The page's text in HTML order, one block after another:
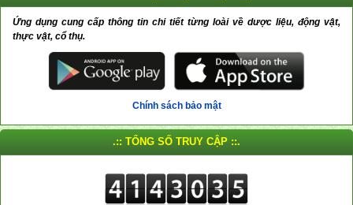
Ứng dụng cung cấp thông tin chi tiết từng loài về dược liệu, động vật,
thực vật, cổ thụ.
Chính sách bảo mật
.:: TỔNG SỐ TRUY CẬP ::.